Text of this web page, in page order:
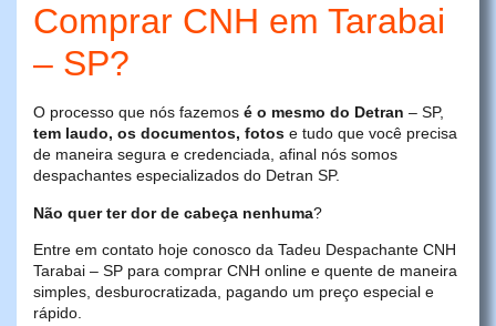
Comprar CNH em Tarabai
– SP?
O processo que nós fazemos é o mesmo do Detran – SP,
tem laudo, os documentos, fotos e tudo que você precisa
de maneira segura e credenciada, afinal nós somos
despachantes especializados do Detran SP.
Não quer ter dor de cabeça nenhuma?
Entre em contato hoje conosco da Tadeu Despachante CNH
Tarabai – SP para comprar CNH online e quente de maneira
simples, desburocratizada, pagando um preço especial e
rápido.